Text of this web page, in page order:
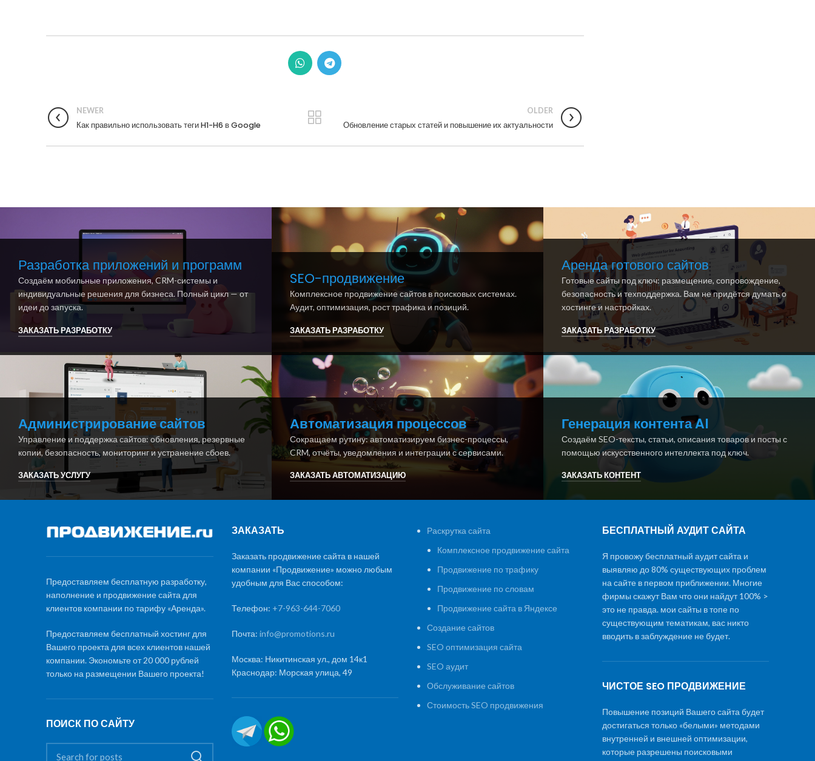
NEWER
Как правильно использовать теги H1-H6 в Google
OLDER
Обновление старых статей и повышение их актуальности
Разработка приложений и программ
Создаём мобильные приложения, CRM-системы и
индивидуальные решения для бизнеса. Полный цикл — от
идеи до запуска.
ЗАКАЗАТЬ РАЗРАБОТКУ
SEO-продвижение
Комплексное продвижение сайтов в поисковых системах.
Аудит, оптимизация, рост трафика и позиций.
ЗАКАЗАТЬ РАЗРАБОТКУ
Аренда готового сайтов
Готовые сайты под ключ: размещение, сопровождение,
безопасность и техподдержка. Вам не придётся думать о
хостинге и настройках.
ЗАКАЗАТЬ РАЗРАБОТКУ
Администрирование сайтов
Управление и поддержка сайтов: обновления, резервные
копии, безопасность, мониторинг и устранение сбоев.
ЗАКАЗАТЬ УСЛУГУ
Автоматизация процессов
Сокращаем рутину: автоматизируем бизнес-процессы,
CRM, отчёты, уведомления и интеграции с сервисами.
ЗАКАЗАТЬ АВТОМАТИЗАЦИЮ
Генерация контента AI
Создаём SEO-тексты, статьи, описания товаров и посты с
помощью искусственного интеллекта под ключ.
ЗАКАЗАТЬ КОНТЕНТ
Предоставляем бесплатную разработку,
наполнение и продвижение сайта для
клиентов компании по тарифу «Аренда».
Предоставляем бесплатный хостинг для
Вашего проекта для всех клиентов нашей
компании. Экономьте от 20 000 рублей
только на размещении Вашего проекта!
ПОИСК ПО САЙТУ
ЗАКАЗАТЬ
Заказать продвижение сайта в нашей
компании «Продвижение» можно любым
удобным для Вас способом:
Телефон: +7-963-644-7060
Почта: info@promotions.ru
Москва: Никитинская ул., дом 14к1
Краснодар: Морская улица, 49
Раскрутка сайта
Комплексное продвижение сайта
Продвижение по трафику
Продвижение по словам
Продвижение сайта в Яндексе
Создание сайтов
SEO оптимизация сайта
SEO аудит
Обслуживание сайтов
Стоимость SEO продвижения
БЕСПЛАТНЫЙ АУДИТ САЙТА
Я провожу бесплатный аудит сайта и
выявляю до 80% существующих проблем
на сайте в первом приближении. Многие
фирмы скажут Вам что они найдут 100% >
это не правда. мои сайты в топе по
существующим тематикам, вас никто
вводить в заблуждение не будет.
ЧИСТОЕ SEO ПРОДВИЖЕНИЕ
Повышение позиций Вашего сайта будет
достигаться только «белыми» методами
внутренней и внешней оптимизации,
которые разрешены поисковыми